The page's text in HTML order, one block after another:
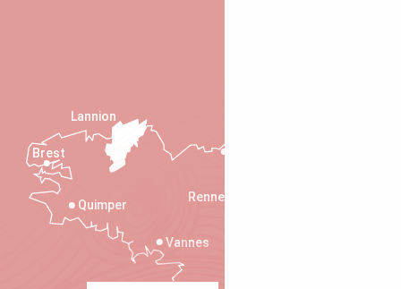
Rennes
Vannes
Quimper
Lannion
Brest